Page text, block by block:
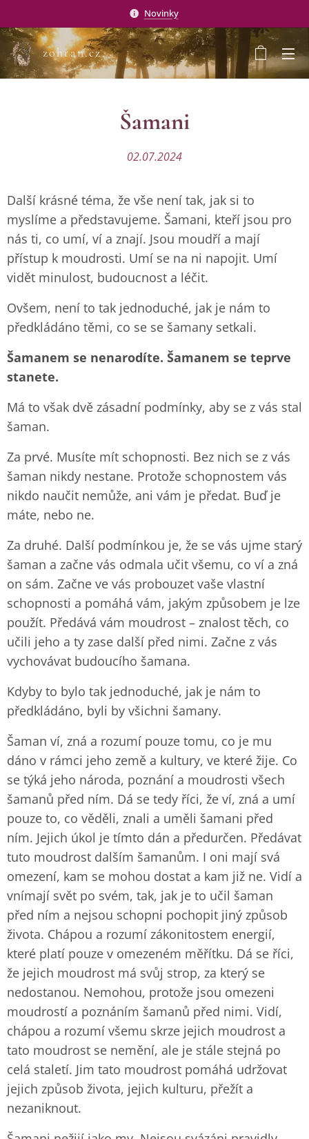
Novinky
zohran.cz
Šamani
02.07.2024
Další krásné téma, že vše není tak, jak si to
myslíme a představujeme. Šamani, kteří jsou pro
nás ti, co umí, ví a znají. Jsou moudří a mají
přístup k moudrosti. Umí se na ni napojit. Umí
vidět minulost, budoucnost a léčit.
Ovšem, není to tak jednoduché, jak je nám to
předkládáno těmi, co se se šamany setkali.
Šamanem se nenarodíte. Šamanem se teprve
stanete.
Má to však dvě zásadní podmínky, aby se z vás stal
šaman.
Za prvé. Musíte mít schopnosti. Bez nich se z vás
šaman nikdy nestane. Protože schopnostem vás
nikdo naučit nemůže, ani vám je předat. Buď je
máte, nebo ne.
Za druhé. Další podmínkou je, že se vás ujme starý
šaman a začne vás odmala učit všemu, co ví a zná
on sám. Začne ve vás probouzet vaše vlastní
schopnosti a pomáhá vám, jakým způsobem je lze
použít. Předává vám moudrost – znalost těch, co
učili jeho a ty zase další před nimi. Začne z vás
vychovávat budoucího šamana.
Kdyby to bylo tak jednoduché, jak je nám to
předkládáno, byli by všichni šamany.
Šaman ví, zná a rozumí pouze tomu, co je mu
dáno v rámci jeho země a kultury, ve které žije. Co
se týká jeho národa, poznání a moudrosti všech
šamanů před ním. Dá se tedy říci, že ví, zná a umí
pouze to, co věděli, znali a uměli šamani před
ním. Jejich úkol je tímto dán a předurčen. Předávat
tuto moudrost dalším šamanům. I oni mají svá
omezení, kam se mohou dostat a kam již ne. Vidí a
vnímají svět po svém, tak, jak je to učil šaman
před ním a nejsou schopni pochopit jiný způsob
života. Chápou a rozumí zákonitostem energií,
které platí pouze v omezeném měřítku. Dá se říci,
že jejich moudrost má svůj strop, za který se
nedostanou. Nemohou, protože jsou omezeni
moudrostí a poznáním šamanů před nimi. Vidí,
chápou a rozumí všemu skrze jejich moudrost a
tato moudrost se nemění, ale je stále stejná po
celá staletí. Jim tato moudrost pomáhá udržovat
jejich způsob života, jejich kulturu, přežít a
nezaniknout.